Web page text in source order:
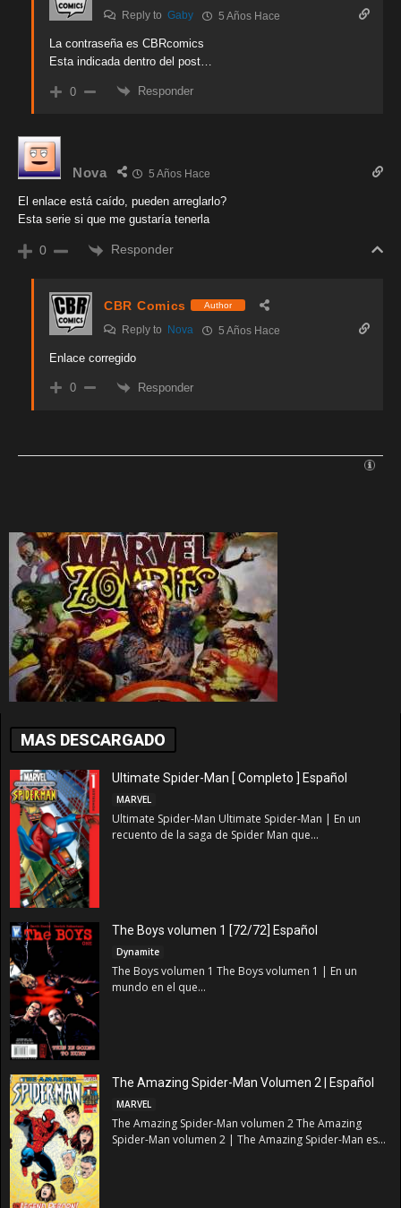
Reply to Gaby 5 Años Hace
La contraseña es CBRcomics
Esta indicada dentro del post…
0 Responder
Nova 5 Años Hace
El enlace está caído, pueden arreglarlo?
Esta serie si que me gustaría tenerla
0 Responder
CBR Comics Author
Reply to Nova 5 Años Hace
Enlace corregido
0 Responder
MAS DESCARGADO
Ultimate Spider-Man [ Completo ] Español
MARVEL
Ultimate Spider-Man Ultimate Spider-Man | En un
recuento de la saga de Spider Man que...
The Boys volumen 1 [72/72] Español
Dynamite
The Boys volumen 1 The Boys volumen 1 | En un
mundo en el que...
The Amazing Spider-Man Volumen 2 | Español
MARVEL
The Amazing Spider-Man volumen 2 The Amazing
Spider-Man volumen 2 | The Amazing Spider-Man es...